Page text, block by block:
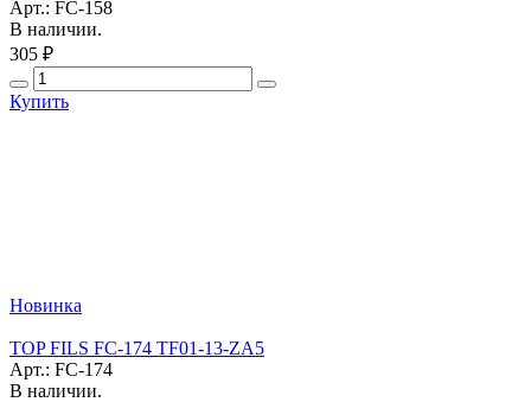
Арт.: FC-158
В наличии.
305 ₽
Купить
Новинка
TOP FILS FC-174 TF01-13-ZA5
Арт.: FC-174
В наличии.